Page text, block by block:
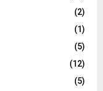
(2)
(1)
(5)
(12)
(5)